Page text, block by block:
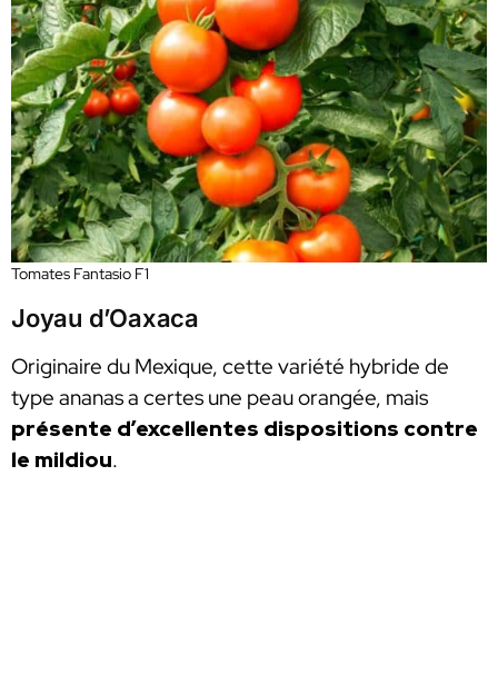
Tomates Fantasio F1
Joyau d’Oaxaca
Originaire du Mexique, cette variété hybride de
type ananas a certes une peau orangée, mais
présente d’excellentes dispositions contre
le mildiou.